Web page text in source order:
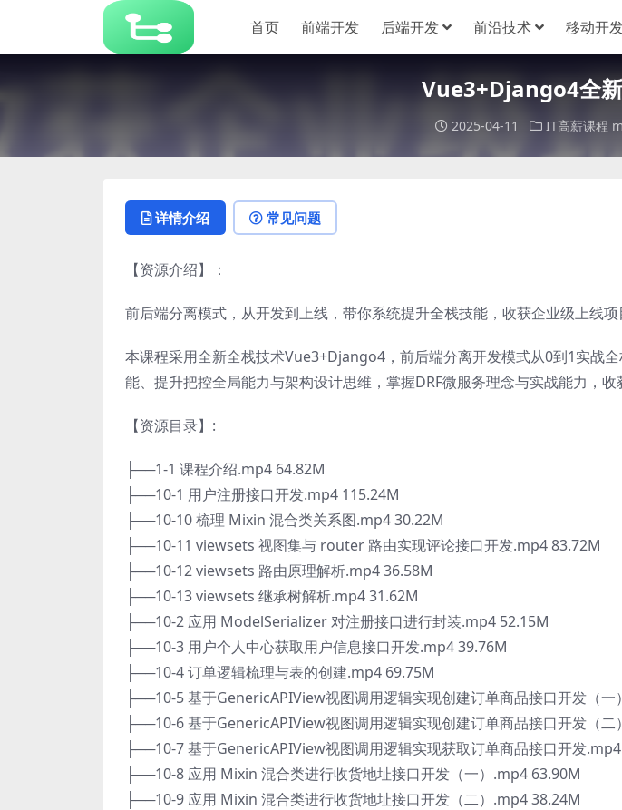
首页 前端开发 后端开发 前沿技术 移动开
Vue3+Django4全
2025-04-11 IT高薪课程
详情介绍 常见问题
【资源介绍】：
前后端分离模式，从开发到上线，带你系统提升全栈技能，收获企业级上线
本课程采用全新全栈技术Vue3+Django4，前后端分离开发模式从0到1实战
能、提升把控全局能力与架构设计思维，掌握DRF微服务理念与实战能力，收
【资源目录】:
├──1-1 课程介绍.mp4 64.82M
├──10-1 用户注册接口开发.mp4 115.24M
├──10-10 梳理 Mixin 混合类关系图.mp4 30.22M
├──10-11 viewsets 视图集与 router 路由实现评论接口开发.mp4 83.72M
├──10-12 viewsets 路由原理解析.mp4 36.58M
├──10-13 viewsets 继承树解析.mp4 31.62M
├──10-2 应用 ModelSerializer 对注册接口进行封装.mp4 52.15M
├──10-3 用户个人中心获取用户信息接口开发.mp4 39.76M
├──10-4 订单逻辑梳理与表的创建.mp4 69.75M
├──10-5 基于GenericAPIView视图调用逻辑实现创建订单商品接口开发（一
├──10-6 基于GenericAPIView视图调用逻辑实现创建订单商品接口开发（二
├──10-7 基于GenericAPIView视图调用逻辑实现获取订单商品接口开发
├──10-8 应用 Mixin 混合类进行收货地址接口开发（一）.mp4 63.90M
├──10-9 应用 Mixin 混合类进行收货地址接口开发（二）.mp4 38.24M